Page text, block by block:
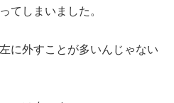
てしまいました。
に外すことが多いんじゃない